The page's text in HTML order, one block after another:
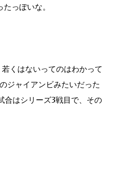
っぽいな。
くはないってのはわかって
ジャイアンビみたいだった
合はシリーズ3戦目で、その